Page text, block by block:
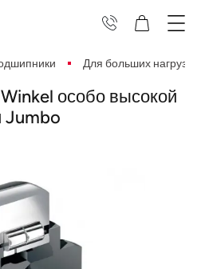
Для больших нагрузок
особо высокой
Jumbo